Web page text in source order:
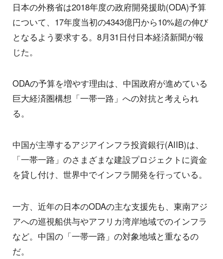
日本の外務省は2018年度の政府開発援助(ODA)予算
について、17年度当初の4343億円から10%超の伸び
となるよう要求する。8月31日付日本経済新聞が報
じた。
ODAの予算を増やす理由は、中国政府が進めている
巨大経済圏構想「一帯一路」への対抗と考えられ
る。
中国が主導するアジアインフラ投資銀行(AIIB)は、
「一帯一路」のさまざまな建設プロジェクトに資金
を貸し付け、世界中でインフラ開発を行っている。
一方、近年の日本のODAの主な支援先も、東南アジ
アへの巡視船供与やアフリカ湾岸地域でのインフラ
など。中国の「一帯一路」の対象地域と重なるの
だ。